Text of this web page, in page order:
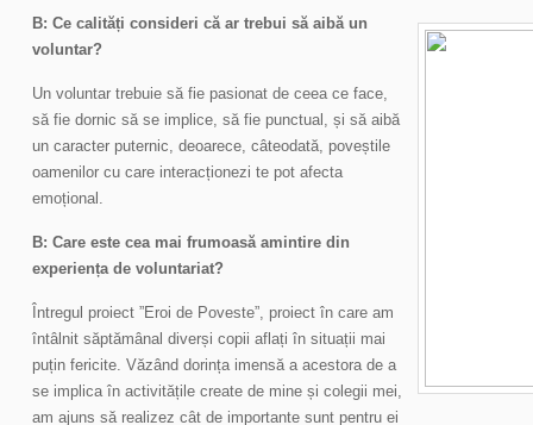
B: Ce calități consideri că ar trebui să aibă un
voluntar?
Un voluntar trebuie să fie pasionat de ceea ce face,
să fie dornic să se implice, să fie punctual, și să aibă
un caracter puternic, deoarece, câteodată, poveștile
oamenilor cu care interacționezi te pot afecta
emoțional.
B: Care este cea mai frumoasă amintire din
experiența de voluntariat?
Întregul proiect ”Eroi de Poveste”, proiect în care am
întâlnit săptămânal diverși copii aflați în situații mai
puțin fericite. Văzând dorința imensă a acestora de a
se implica în activitățile create de mine și colegii mei,
am ajuns să realizez cât de importante sunt pentru ei